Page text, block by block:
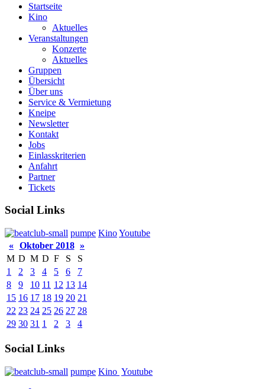
Startseite
Kino
Aktuelles
Veranstaltungen
Konzerte
Aktuelles
Gruppen
Übersicht
Über uns
Service & Vermietung
Kneipe
Newsletter
Kontakt
Jobs
Einlasskriterien
Anfahrt
Partner
Tickets
Social Links
pumpe KinoYoutube
« Oktober 2018 »
M D M D F S
S
1
2 3 4 5 6
7
8
9 10 11 12 13 14
15 16 17 18 19 20 21
22 23 24 25 26 27 28
29 30 31 1 2 3 4
Social Links
pumpe Kino Youtube